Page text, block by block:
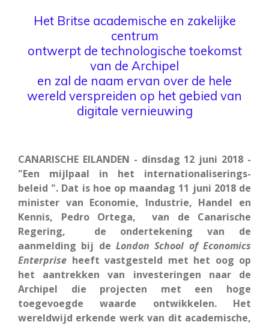
Het Britse academische en zakelijke
centrum
ontwerpt de technologische toekomst
van de Archipel
en zal de naam ervan over de hele
wereld verspreiden op het gebied van
digitale vernieuwing
CANARISCHE EILANDEN - dinsdag 12 juni 2018 -
"Een mijlpaal in het internationaliserings-
beleid ". Dat is hoe op maandag 11 juni 2018 de
minister van Economie, Industrie, Handel en
Kennis, Pedro Ortega, van de Canarische
Regering, de ondertekening van de
aanmelding bij de London School of Economics
Enterprise heeft vastgesteld met het oog op
het aantrekken van investeringen naar de
Archipel die projecten met een hoge
toegevoegde waarde ontwikkelen. Het
wereldwijd erkende werk van dit academische,